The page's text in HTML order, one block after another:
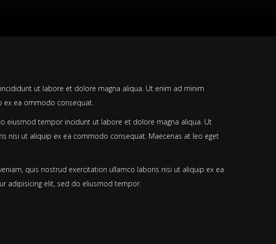
ut labore et dolore magna aliqua. Ut enim ad minim
ex ea ommodo consequat.
eiusmod tempor incidunt ut labore et dolore magna aliqua. Ut
nisi ut aliquip ex ea commodo consequat. Maecenas at leo eget
quis nostrud exercitation ullamco laboris nisi ut aliquip ex ea
adipisicing elit, sed do eliusmod tempor.